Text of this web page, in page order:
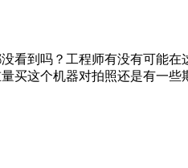
看到吗？工程师有没有可能在
买这个机器对拍照还是有一些